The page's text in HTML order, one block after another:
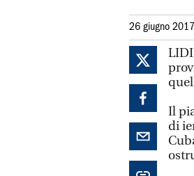
26 giugno
Il
di